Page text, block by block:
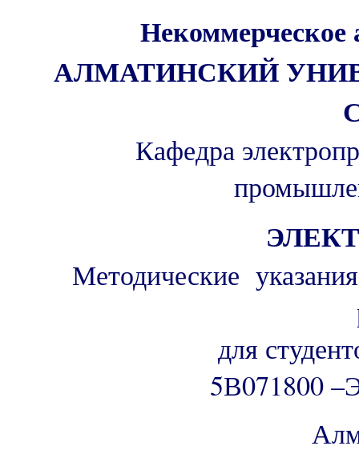
Некоммерческое
АЛМАТИНСКИЙ
Кафедра
Методические
для
5В071800